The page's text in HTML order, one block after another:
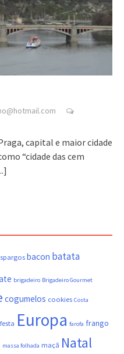
capital e maior cidade
“cidade das cem
bacon batata
brigadeiro Brigadeiro Gourmet
cogumelos cookies Costa
Europa farofa frango
massa folhada maçã Natal